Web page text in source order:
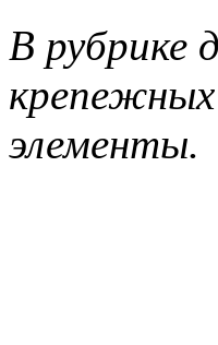
В рубрике
крепежных
элементы.